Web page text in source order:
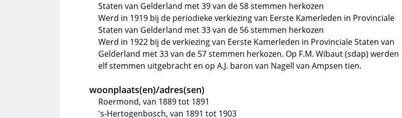
Staten van Gelderland met 39 van de 58 stemmen herkozen
Werd in 1919 bij de periodieke verkiezing van Eerste Kamerleden in Provinciale
Staten van Gelderland met 33 van de 56 stemmen herkozen
Werd in 1922 bij de verkiezing van Eerste Kamerleden in Provinciale Staten van
Gelderland met 33 van de 57 stemmen herkozen. Op F.M. Wibaut (sdap) werden
elf stemmen uitgebracht en op A.J. baron van Nagell van Ampsen tien.
woonplaats(en)/adres(sen)
Roermond, van 1889 tot 1891
's-Hertogenbosch, van 1891 tot 1903